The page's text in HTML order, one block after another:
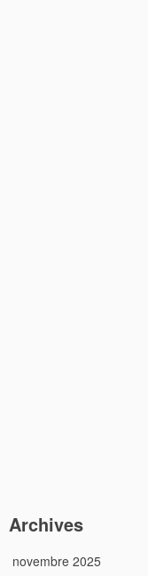
Archives
novembre 2025